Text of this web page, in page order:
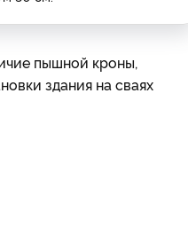
пышной кроны,
здания на сваях